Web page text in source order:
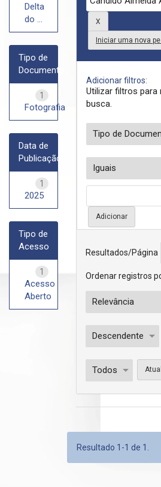
Iniciar uma nova
Adicionar filtros:
Utilizar filtros para
busca.
Resultados/Página
Ordenar registros
Resultado 1-1 de 1.
Delta
do ...
Tipo de
Documento
1
Fotografia
Data de
Publicação
1
2025
Tipo de
Acesso
1
Acesso
Aberto